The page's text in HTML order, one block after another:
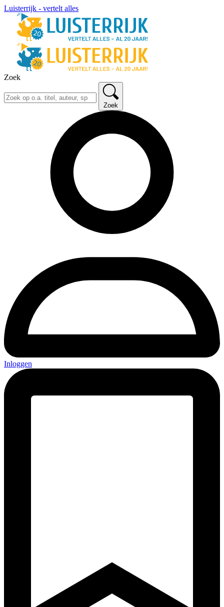
Luisterrijk - vertelt alles
Zoek
Zoek
Inloggen